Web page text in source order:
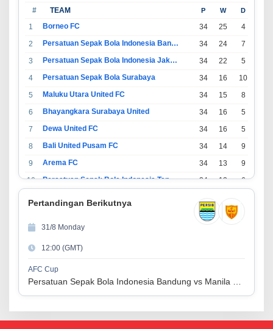
# TEAM P W D
1 Borneo FC 34 25 4
2
Persatuan Sepak Bola Indonesia Bandung 34 24 7
3
Persatuan Sepak Bola Indonesia Jakarta 34 22 5
4
Persatuan Sepak Bola Surabaya 34 16 10
5
Maluku Utara United FC 34 15 8
6
Bhayangkara Surabaya United 34 16 5
7
Dewa United FC 34 16 5
8
Bali United Pusam FC 34 14 9
9
Arema FC 34 13 9
10
Persatuan Sepak Bola Indonesia Tangerang 34 13 6
34 11
13
14
Madura United FC
15
Persatuan Sepakbola Makassar
16
Persis Solo 34 8 10
Pertandingan Berikutnya
31/8 Monday
12:00 (GMT)
AFC Cup
Persatuan Sepak Bola Indonesia Bandung vs Manila Digger FC